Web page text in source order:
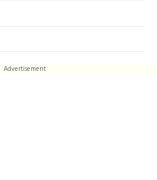
Advertisement